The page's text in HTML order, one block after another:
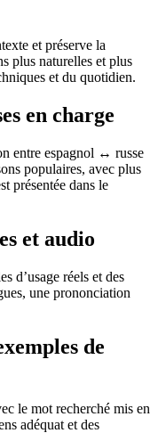
et préserve la
plus naturelles et plus
et du quotidien.
en charge
entre espagnol ↔ russe
populaires, avec plus
présentée dans le
et audio
d’usage réels et des
une prononciation
de
le mot recherché mis en
adéquat et des